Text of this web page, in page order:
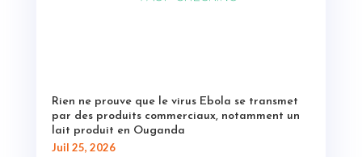
Rien ne prouve que le virus Ebola se transmet
par des produits commerciaux, notamment un
lait produit en Ouganda
Juil 25, 2026